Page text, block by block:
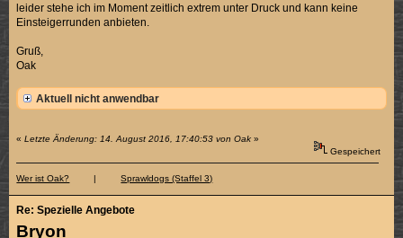
leider stehe ich im Moment zeitlich extrem unter Druck und kann keine
Einsteigerrunden anbieten.
Gruß,
Oak
Aktuell nicht anwendbar
«Letzte Änderung: 14. August 2016, 17:40:53 von Oak »
Gespeichert
Wer ist Oak? |Sprawldogs (Staffel 3)
Bryon
Re: Spezielle Angebote